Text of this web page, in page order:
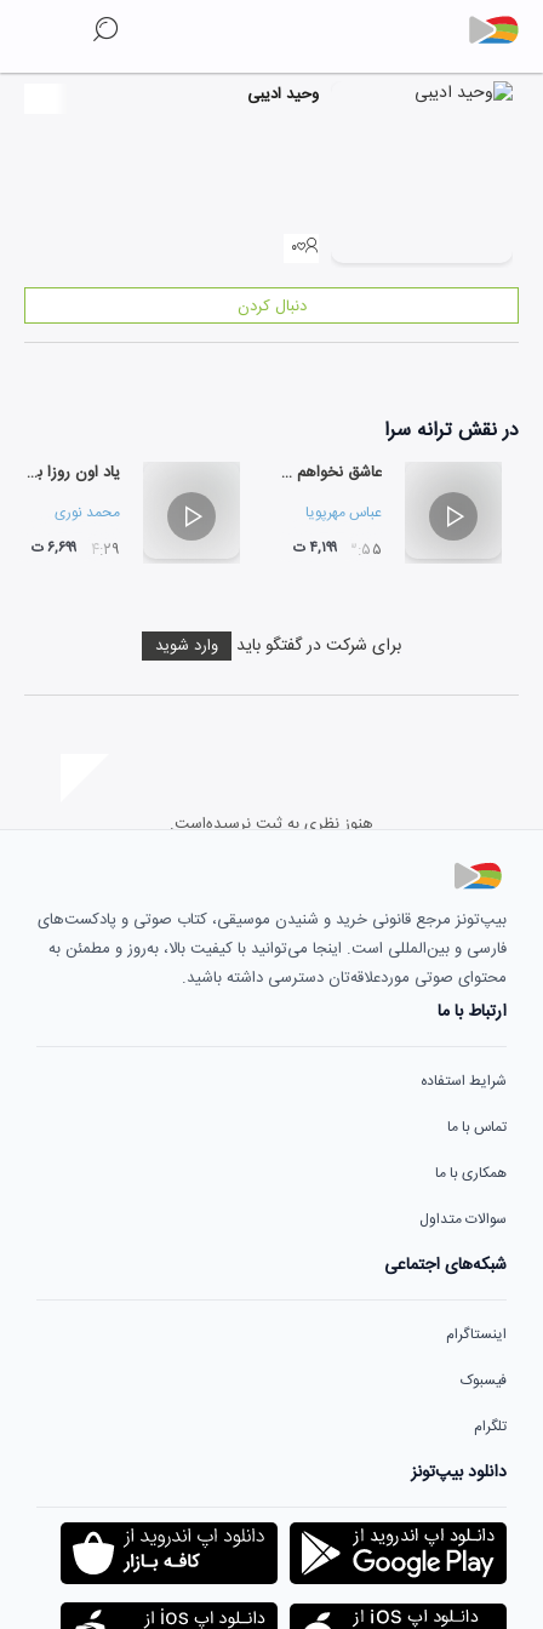
وحید ادیبی
۰
دنبال کردن
در نقشترانه سرا
عاشق نخواهم شد / شیشه ی قلبم شکست ...
عباس مهرپویا
۰۳:۵۵ ۴,۱۹۹ ت
یاد اون روزا بخیر
محمد نوری
۰۴:۲۹ ۶,۶۹۹ ت
برای شرکت در گفتگو باید وارد شوید
هنوز نظری به ثبت نرسیده‌است.
بیپ‌تونز مرجع قانونی خرید و شنیدن موسیقی، کتاب صوتی و پادکست‌های
فارسی و بین‌المللی است. اینجا می‌توانید با کیفیت بالا، به‌روز و مطمئن به
محتوای صوتی موردعلاقه‌تان دسترسی داشته باشید.
ارتباط با ما
شرایط استفاده
تماس با ما
همکاری با ما
سوالات متداول
شبکه‌های اجتماعی
اینستاگرام
فیسبوک
تلگرام
دانلود بیپ‌تونز